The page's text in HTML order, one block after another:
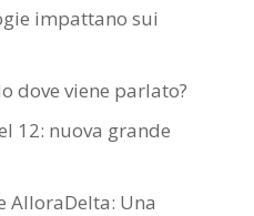
impattano sui
dove viene parlato?
12: nuova grande
AlloraDelta: Una